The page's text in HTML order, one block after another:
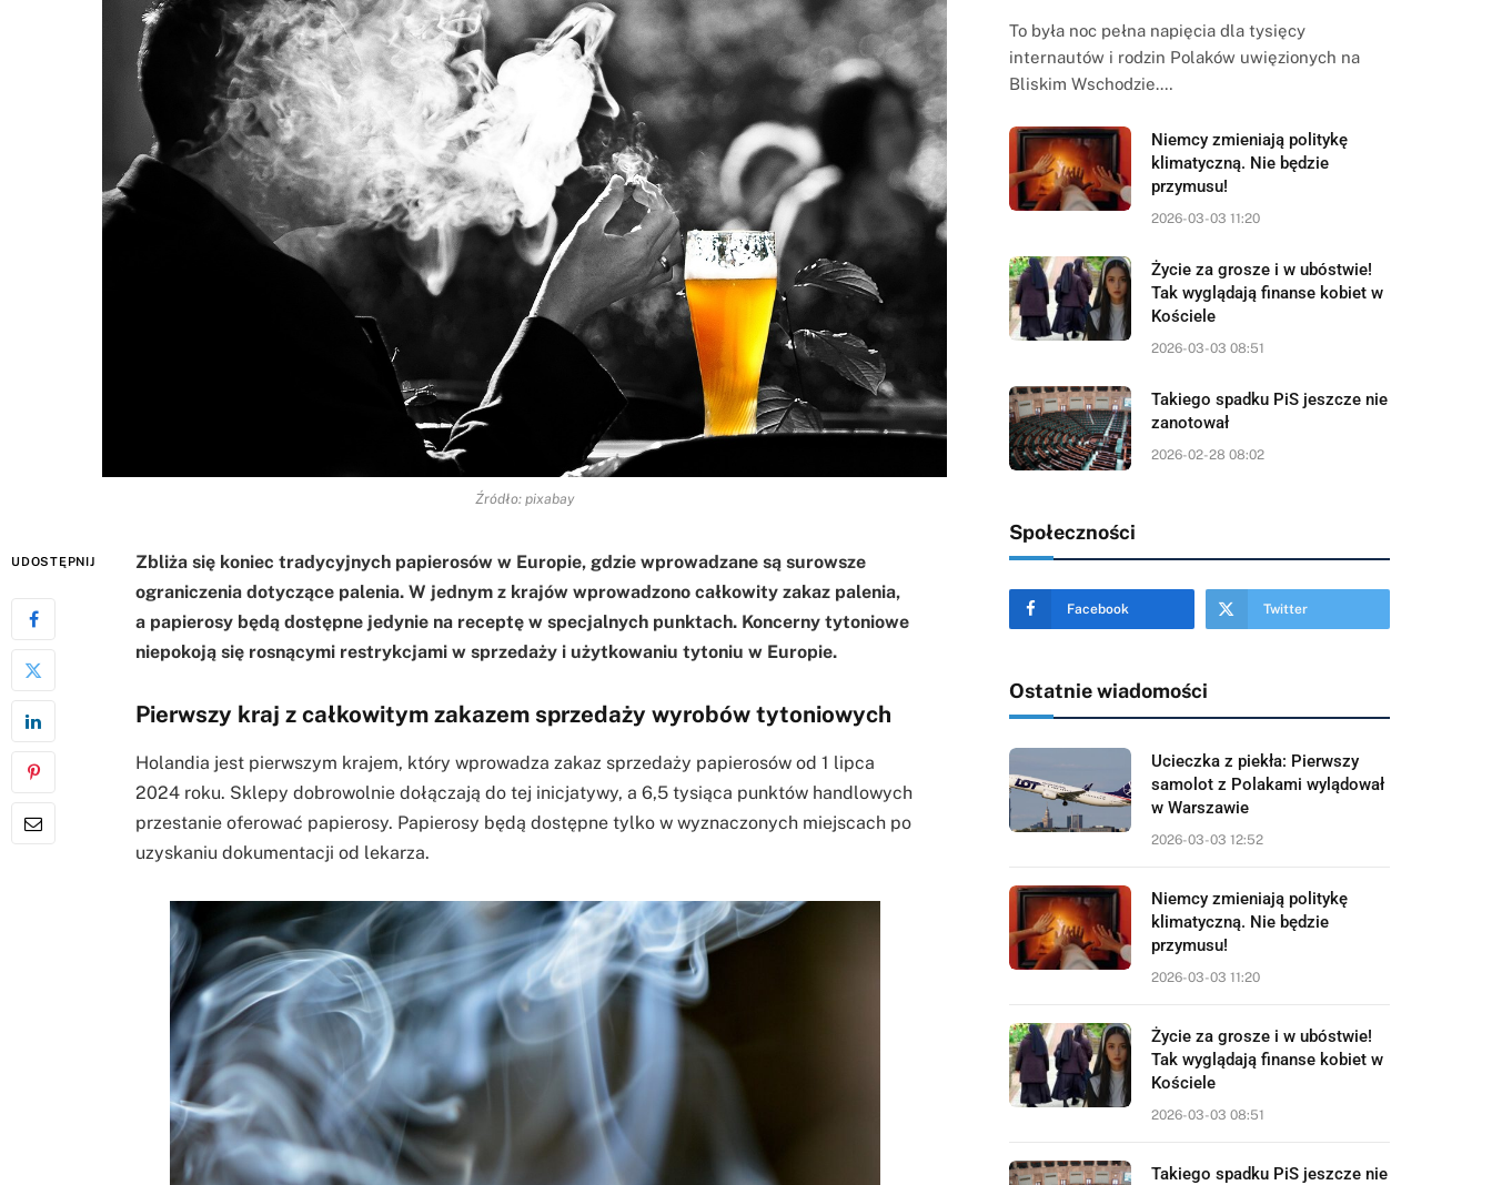
Źródło: pixabay
UDOSTĘPNIJ
Zbliża się koniec tradycyjnych papierosów w Europie, gdzie wprowadzane są surowsze
ograniczenia dotyczące palenia. W jednym z krajów wprowadzono całkowity zakaz palenia,
a papierosy będą dostępne jedynie na receptę w specjalnych punktach. Koncerny tytoniowe
niepokoją się rosnącymi restrykcjami w sprzedaży i użytkowaniu tytoniu w Europie.
Pierwszy kraj z całkowitym zakazem sprzedaży wyrobów tytoniowych
Holandia jest pierwszym krajem, który wprowadza zakaz sprzedaży papierosów od 1 lipca
2024 roku. Sklepy dobrowolnie dołączają do tej inicjatywy, a 6,5 tysiąca punktów handlowych
przestanie oferować papierosy. Papierosy będą dostępne tylko w wyznaczonych miejscach po
uzyskaniu dokumentacji od lekarza.
To była noc pełna napięcia dla tysięcy
internautów i rodzin Polaków uwięzionych na
Bliskim Wschodzie.…
Niemcy zmieniają politykę
klimatyczną. Nie będzie
przymusu!
2026-03-03 11:20
Życie za grosze i w ubóstwie!
Tak wyglądają finanse kobiet w
Kościele
2026-03-03 08:51
Takiego spadku PiS jeszcze nie
zanotował
2026-02-28 08:02
Społeczności
Facebook Twitter
Ostatnie wiadomości
Ucieczka z piekła: Pierwszy
samolot z Polakami wylądował
w Warszawie
2026-03-03 12:52
Niemcy zmieniają politykę
klimatyczną. Nie będzie
przymusu!
2026-03-03 11:20
Życie za grosze i w ubóstwie!
Tak wyglądają finanse kobiet w
Kościele
2026-03-03 08:51
Takiego spadku PiS jeszcze nie